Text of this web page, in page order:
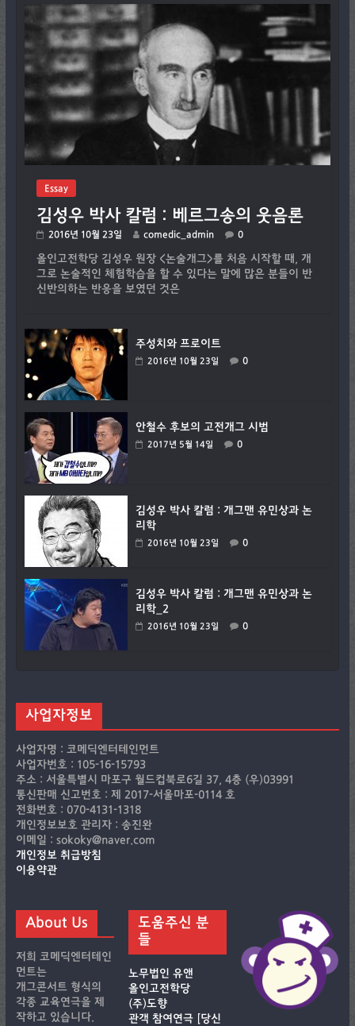
Essay
김성우 박사 칼럼 : 베르그송의 웃음론
2016년 10월 23일 comedic_admin 0
올인고전학당 김성우 원장 <논술개그>를 처음 시작할 때, 개
그로 논술적인 체험학습을 할 수 있다는 말에 많은 분들이 반
신반의하는 반응을 보였던 것은
주성치와 프로이트
2016년 10월 23일 0
안철수 후보의 고전개그 시범
2017년 5월 14일 0
김성우 박사 칼럼 : 개그맨 유민상과 논
리학
2016년 10월 23일 0
김성우 박사 칼럼 : 개그맨 유민상과 논
리학_2
2016년 10월 23일 0
사업자정보
사업자명 : 코메딕엔터테인먼트
사업자번호 : 105-16-15793
주소 : 서울특별시 마포구 월드컵북로6길 37, 4층 (우)03991
통신판매 신고번호 : 제 2017-서울마포-0114 호
전화번호 : 070-4131-1318
개인정보보호 관리자 : 송진완
이메일 : sokoky@naver.com
개인정보 취급방침
이용약관
About Us
저희 코메딕엔터테인
먼트는
개그콘서트 형식의
각종 교육연극을 제
작하고 있습니다.
도움주신 분
들
노무법인 유앤
올인고전학당
(주)도향
관객 참여연극 [당신